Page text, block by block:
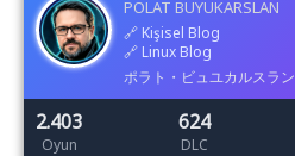
POLAT BÜYÜKARSLAN
🔗 Kişisel Blog
🔗 Linux Blog
ポラト・ビュユカルスラン
2.403
Oyun
624
DLC